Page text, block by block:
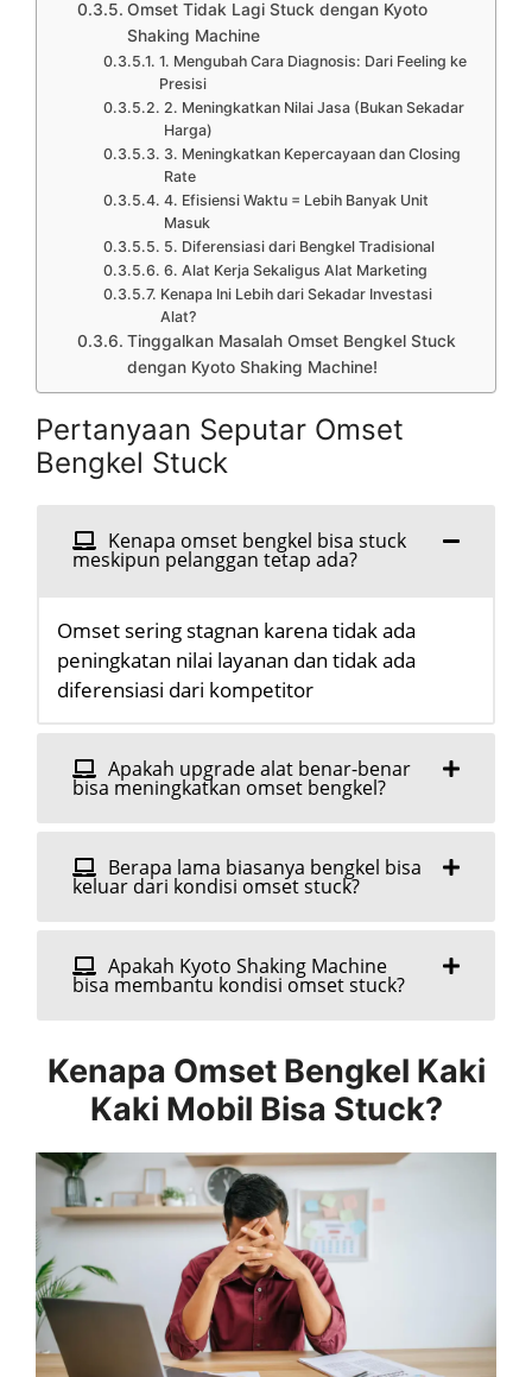
Omset Tidak Lagi Stuck dengan Kyoto
Shaking Machine
1. Mengubah Cara Diagnosis: Dari Feeling ke
Presisi
2. Meningkatkan Nilai Jasa (Bukan Sekadar
Harga)
3. Meningkatkan Kepercayaan dan Closing
Rate
4. Efisiensi Waktu = Lebih Banyak Unit
Masuk
5. Diferensiasi dari Bengkel Tradisional
6. Alat Kerja Sekaligus Alat Marketing
Kenapa Ini Lebih dari Sekadar Investasi
Alat?
Tinggalkan Masalah Omset Bengkel Stuck
dengan Kyoto Shaking Machine!
Pertanyaan Seputar Omset
Bengkel Stuck
Kenapa omset bengkel bisa stuck
meskipun pelanggan tetap ada?
Omset sering stagnan karena tidak ada
peningkatan nilai layanan dan tidak ada
diferensiasi dari kompetitor
Apakah upgrade alat benar-benar
bisa meningkatkan omset bengkel?
Berapa lama biasanya bengkel bisa
keluar dari kondisi omset stuck?
Apakah Kyoto Shaking Machine
bisa membantu kondisi omset stuck?
Kenapa Omset Bengkel Kaki
Kaki Mobil Bisa Stuck?